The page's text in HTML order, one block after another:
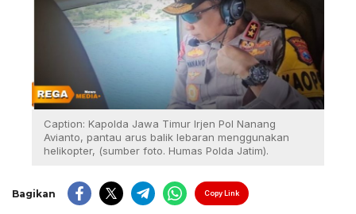
Caption: Kapolda Jawa Timur Irjen Pol Nanang
Avianto, pantau arus balik lebaran menggunakan
helikopter, (sumber foto. Humas Polda Jatim).
Bagikan Copy Link